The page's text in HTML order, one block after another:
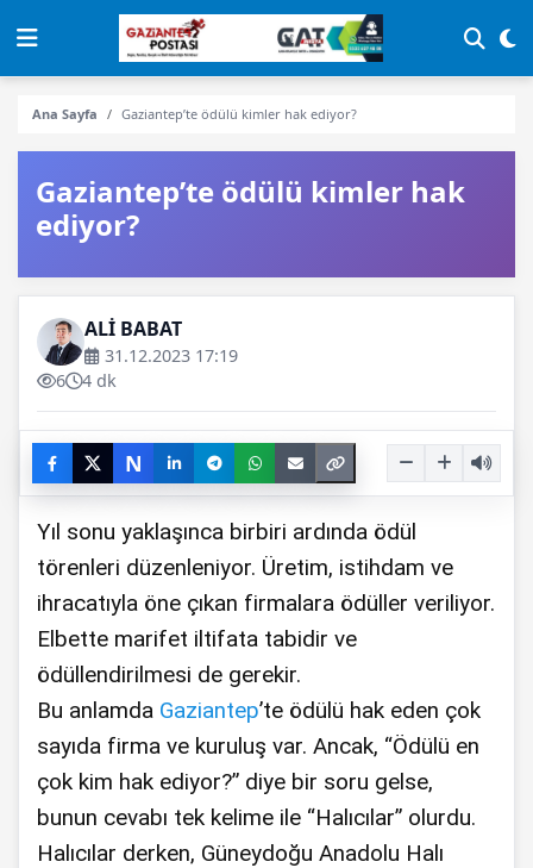
Ana Sayfa Gaziantep’te ödülü kimler hak ediyor?
Gaziantep’te ödülü kimler hak
ediyor?
ALİ BABAT
31.12.2023 17:19
6
4 dk
N
Yıl sonu yaklaşınca birbiri ardında ödül
törenleri düzenleniyor. Üretim, istihdam ve
ihracatıyla öne çıkan firmalara ödüller veriliyor.
Elbette marifet iltifata tabidir ve
ödüllendirilmesi de gerekir.
Bu anlamda Gaziantep’te ödülü hak eden çok
sayıda firma ve kuruluş var. Ancak, “Ödülü en
çok kim hak ediyor?” diye bir soru gelse,
bunun cevabı tek kelime ile “Halıcılar” olurdu.
Halıcılar derken, Güneydoğu Anadolu Halı